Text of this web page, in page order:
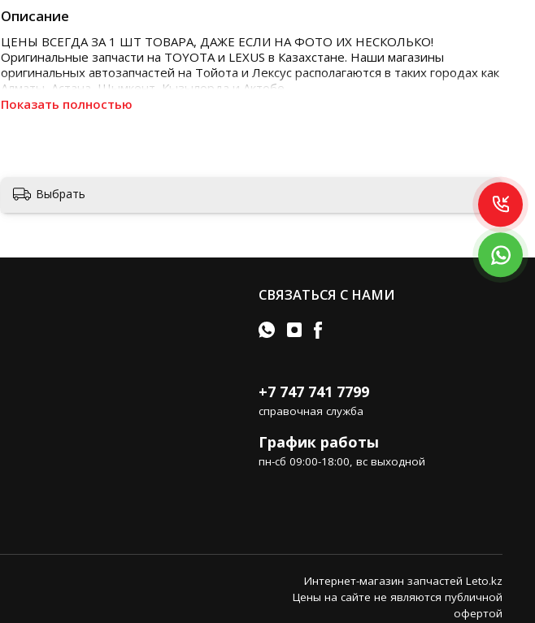
Описание
ЦЕНЫ ВСЕГДА ЗА 1 ШТ ТОВАРА, ДАЖЕ ЕСЛИ НА ФОТО ИХ НЕСКОЛЬКО!
Оригинальные запчасти на TOYOTA и LEXUS в Казахстане. Наши магазины
оригинальных автозапчастей на Тойота и Лексус располагаются в таких городах как
Алматы, Астана, Шымкент, Кызылорда и Актобе
Показать полностью
Выбрать
СВЯЗАТЬСЯ С НАМИ
+7 747 741 7799
справочная служба
График работы
пн-сб 09:00-18:00, вс выходной
Интернет-магазин запчастей Leto.kz
Цены на сайте не являются публичной
офертой